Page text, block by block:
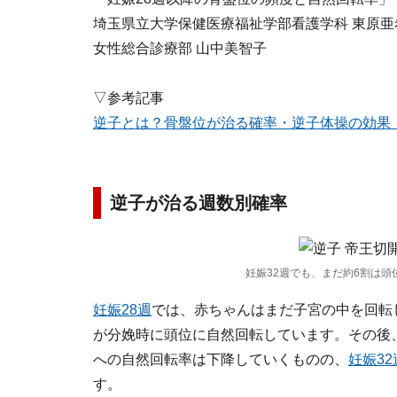
埼玉県立大学保健医療福祉学部看護学科 東原
女性総合診療部 山中美智子
▽参考記事
逆子とは？骨盤位が治る確率・逆子体操の効果
逆子が治る週数別確率
妊娠32週でも、まだ約6割は頭
妊娠28週 では、赤ちゃんはまだ子宮の中を回
が分娩時に頭位に自然回転しています。その
への自然回転率は下降していくものの、 妊娠32
す。